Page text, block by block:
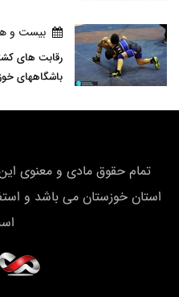
بيست و
رقابت های
باشگاههای
تمام حقوق مادی و معنوی
استان خوزستان می باشد و